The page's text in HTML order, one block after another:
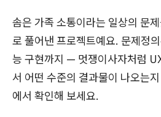
솜은 가족 소통이라는 일상의 문
로 풀어낸 프로젝트예요. 문제정
능 구현까지 — 멋쟁이사자처럼
서 어떤 수준의 결과물이 나오는
에서 확인해 보세요.